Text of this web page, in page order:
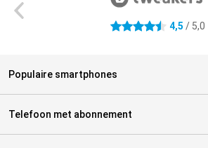
4.5 sterren 4,5 / 5,0
Populaire smartphones
Telefoon met abonnement